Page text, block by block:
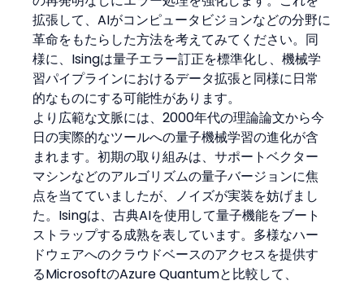
拡張して、AIがコンピュータビジョンなどの分野に
革命をもたらした方法を考えてみてください。同
様に、Isingは量子エラー訂正を標準化し、機械学
習パイプラインにおけるデータ拡張と同様に日常
的なものにする可能性があります。
より広範な文脈には、2000年代の理論論文から今
日の実際的なツールへの量子機械学習の進化が含
まれます。初期の取り組みは、サポートベクター
マシンなどのアルゴリズムの量子バージョンに焦
点を当てていましたが、ノイズが実装を妨げまし
た。Isingは、古典AIを使用して量子機能をブート
ストラップする成熟を表しています。多様なハー
ドウェアへのクラウドベースのアクセスを提供す
るMicrosoftのAzure Quantumと比較して、